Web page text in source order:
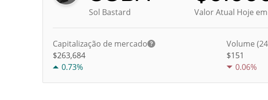
Sol Bastard
Valor Atual Hoje em
Capitalização de mercado
$263,684
0.73%
Volume
$151
0.06%